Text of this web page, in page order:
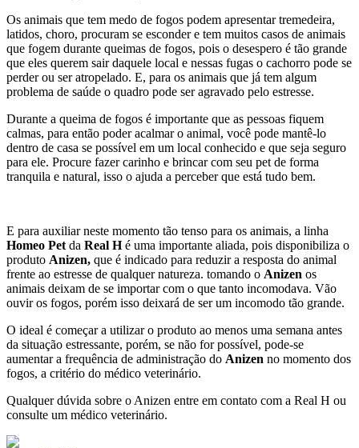
Os animais que tem medo de fogos podem apresentar tremedeira,
latidos, choro, procuram se esconder e tem muitos casos de animais
que fogem durante queimas de fogos, pois o desespero é tão grande
que eles querem sair daquele local e nessas fugas o cachorro pode se
perder ou ser atropelado. E, para os animais que já tem algum
problema de saúde o quadro pode ser agravado pelo estresse.
Durante a queima de fogos é importante que as pessoas fiquem
calmas, para então poder acalmar o animal, você pode mantê-lo
dentro de casa se possível em um local conhecido e que seja seguro
para ele. Procure fazer carinho e brincar com seu pet de forma
tranquila e natural, isso o ajuda a perceber que está tudo bem.
E para auxiliar neste momento tão tenso para os animais, a linha
Homeo Pet da Real Hé uma importante aliada, pois disponibiliza o
produto Anizen, que é indicado para reduzir a resposta do animal
frente ao estresse de qualquer natureza. tomando o Anizen os
animais deixam de se importar com o que tanto incomodava. Vão
ouvir os fogos, porém isso deixará de ser um incomodo tão grande.
O ideal é começar a utilizar o produto ao menos uma semana antes
da situação estressante, porém, se não for possível, pode-se
aumentar a frequência de administração do Anizen no momento dos
fogos, a critério do médico veterinário.
Qualquer dúvida sobre o Anizen entre em contato com a Real H ou
consulte um médico veterinário.